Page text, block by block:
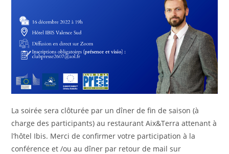
La soirée sera clôturée par un dîner de fin de saison (à
charge des participants) au restaurant Aix&Terra attenant à
l’hôtel Ibis. Merci de confirmer votre participation à la
conférence et /ou au dîner par retour de mail sur